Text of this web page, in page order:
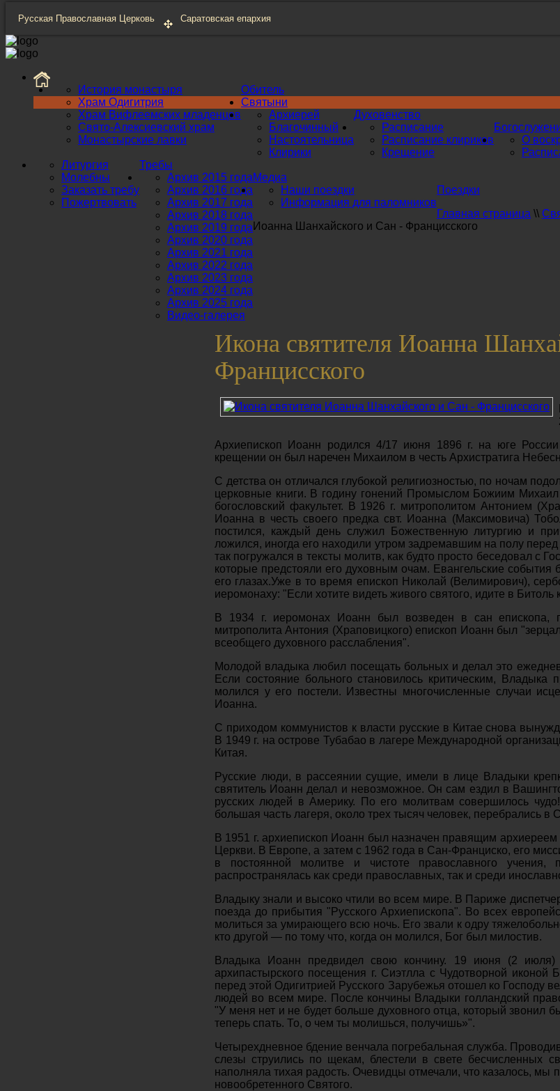
Русская Православная Церковь Саратовская епархия
Обитель
История монастыря
Храм Одигитрия
Храм Вифлеемских младенцев
Свято-Алексиевский храм
Монастырские лавки
Святыни
Духовенство
Архиерей
Благочинный
Настоятельница
Клирики
Расписание
Расписание клириков
Крещение
О
Требы
Литургия
Молебны
Заказать требу
Пожертвовать
Медиа
Архив 2015 года
Архив 2016 года
Архив 2017 года
Архив 2018 года
Архив 2019 года
Архив 2020 года
Архив 2021 года
Архив 2022 года
Архив 2023 года
Архив 2024 года
Архив 2025 года
Видео-галерея
Поездки
Наши поездки
Информация для паломников
Главная страница \\
Иоанна Шанхайского и Сан - Францисского
Икона святителя Иоанна
Францисского
Архиепископ Иоанн родился 4/17 июня 1896 г. на юге
крещении он был наречен Михаилом в честь Архистратига
С детства он отличался глубокой религиозностью, по ночам
церковные книги. В годину гонений Промыслом Божиим Михаил
богословский факультет. В 1926 г. митрополитом Антонием
Иоанна в честь своего предка свт. Иоанна (Максимовича)
постился, каждый день служил Божественную литургию и
ложился, иногда его находили утром задремавшим на полу
так погружался в тексты молитв, как будто просто беседовал с
которые предстояли его духовным очам. Евангельские события
его глазах.Уже в то время епископ Николай (Велимирович),
иеромонаху: "Если хотите видеть живого святого, идите в Битоль
В 1934 г. иеромонах Иоанн был возведен в сан епископа,
митрополита Антония (Храповицкого) епископ Иоанн был
всеобщего духовного расслабления".
Молодой владыка любил посещать больных и делал это
Если состояние больного становилось критическим,
молился у его постели. Известны многочисленные случаи
Иоанна.
С приходом коммунистов к власти русские в Китае снова
В 1949 г. на острове Тубабао в лагере Международной
Китая.
Русские люди, в рассеянии сущие, имели в лице Владыки
святитель Иоанн делал и невозможное. Он сам ездил в
русских людей в Америку. По его молитвам совершилось
большая часть лагеря, около трех тысяч человек, перебрались
В 1951 г. архиепископ Иоанн был назначен правящим
Церкви. В Европе, а затем с 1962 года в Сан-Франциско, его
в постоянной молитве и чистоте православного учения,
распространялась как среди православных, так и среди
Владыку знали и высоко чтили во всем мире. В Париже
поезда до прибытия "Русского Архиепископа". Во всех
молиться за умирающего всю ночь. Его звали к одру
кто другой — по тому что, когда он молился, Бог был милостив.
Владыка Иоанн предвидел свою кончину. 19 июня (2
архипастырского посещения г. Сиэтлла с Чудотворной
перед этой Одигитрией Русского Зарубежья отошел ко Господу
людей во всем мире. После кончины Владыки голландский
"У меня нет и не будет больше духовного отца, который звонил
теперь спать. То, о чем ты молишься, получишь»".
Четырехдневное бдение венчала погребальная служба.
слезы струились по щекам, блестели в свете бесчисленных
наполняла тихая радость. Очевидцы отмечали, что казалось, мы
новообретенного Святого.